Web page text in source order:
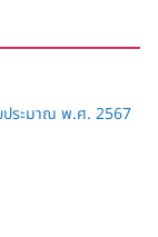
ประมาณ พ.ศ. 2567